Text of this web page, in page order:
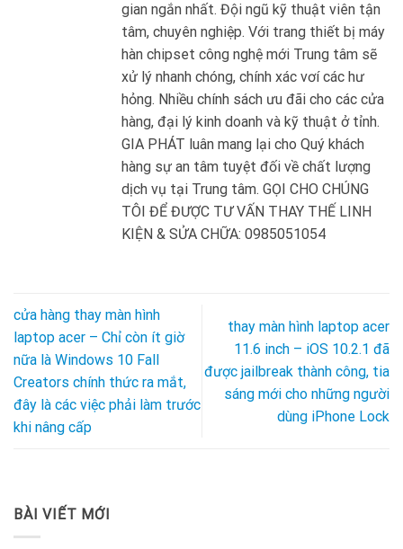
gian ngắn nhất. Đội ngũ kỹ thuật viên tận
tâm, chuyên nghiệp. Với trang thiết bị máy
hàn chipset công nghệ mới Trung tâm sẽ
xử lý nhanh chóng, chính xác vơí các hư
hỏng. Nhiều chính sách ưu đãi cho các cửa
hàng, đại lý kinh doanh và kỹ thuật ở tỉnh.
GIA PHÁT luân mang lại cho Quý khách
hàng sự an tâm tuyệt đối về chất lượng
dịch vụ tại Trung tâm. GỌI CHO CHÚNG
TÔI ĐỂ ĐƯỢC TƯ VẤN THAY THẾ LINH
KIỆN & SỬA CHỮA: 0985051054
cửa hàng thay màn hình
laptop acer – Chỉ còn ít giờ
nữa là Windows 10 Fall
Creators chính thức ra mắt,
đây là các việc phải làm trước
khi nâng cấp
thay màn hình laptop acer
11.6 inch – iOS 10.2.1 đã
được jailbreak thành công, tia
sáng mới cho những người
dùng iPhone Lock
BÀI VIẾT MỚI